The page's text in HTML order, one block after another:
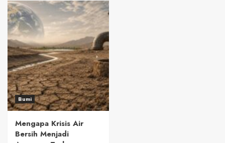
Bumi
Mengapa Krisis Air
Bersih Menjadi